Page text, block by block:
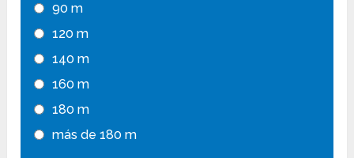
90 m
120 m
140 m
160 m
180 m
más de 180 m